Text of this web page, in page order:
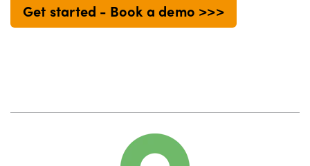
Get started - Book a demo >>>